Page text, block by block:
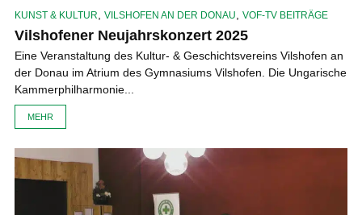
KUNST & KULTUR VILSHOFEN AN DER DONAU VOF-TV BEITRÄGE
Vilshofener Neujahrskonzert 2025
Eine Veranstaltung des Kultur- & Geschichtsvereins Vilshofen an
der Donau im Atrium des Gymnasiums Vilshofen. Die Ungarische
Kammerphilharmonie...
MEHR